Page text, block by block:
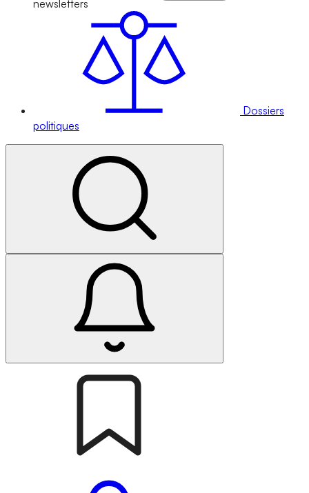
newsletters
Dossiers
politiques